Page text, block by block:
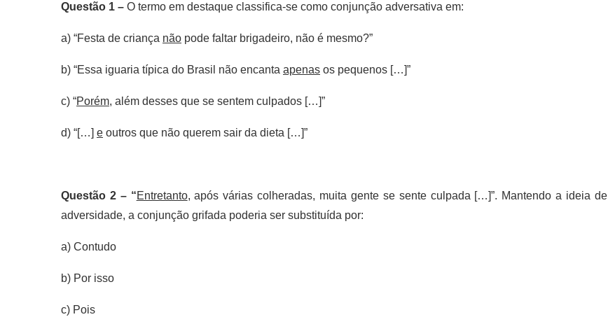
Questão 1 – O termo em destaque classifica-se como conjunção adversativa em:
a) “Festa de criança não pode faltar brigadeiro, não é mesmo?”
b) “Essa iguaria típica do Brasil não encanta apenas os pequenos […]”
c) “Porém, além desses que se sentem culpados […]”
d) “[…] e outros que não querem sair da dieta […]”
Questão 2 –“Entretanto, após várias colheradas, muita gente se sente culpada […]”. Mantendo a ideia de
adversidade, a conjunção grifada poderia ser substituída por:
a) Contudo
b) Por isso
c) Pois